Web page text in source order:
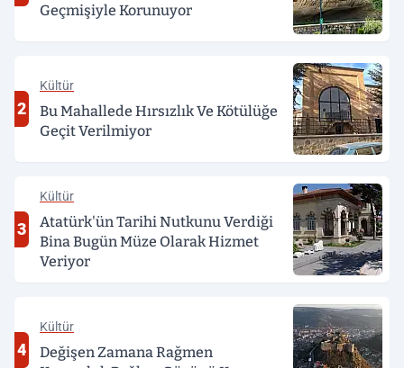
Geçmişiyle Korunuyor
2
Kültür
Bu Mahallede Hırsızlık Ve Kötülüğe
Geçit Verilmiyor
3
Kültür
Atatürk'ün Tarihi Nutkunu Verdiği
Bina Bugün Müze Olarak Hizmet
Veriyor
4
Kültür
Değişen Zamana Rağmen